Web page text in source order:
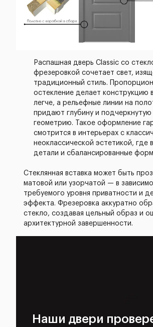
Распашная дверь Classic со
фрезеровкой сочетает свет,
традиционный стиль.
остекление делает конструкцию
легче, а рельефные линии на
придают глубину и подчеркнутую
геометрию. Такое оформление
смотрится в интерьерах с
неоклассической эстетикой, где
детали и сбалансированные
Стеклянная вставка может быть
матовой или узорчатой — в
требуемого уровня приватности и
эффекта. Фрезеровка аккуратно
стекло, создавая цельный образ и
архитектурной завершенности.
Наши двери